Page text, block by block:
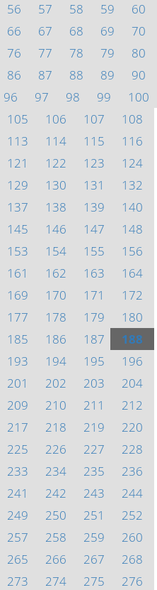
56 57 58 59
60
66 67 68 69
70
76 77 78 79
80
86 87 88 89
90
96 97 98 99
100
105 106 107
108
113 114 115
116
121 122 123
124
129 130 131
132
137 138 139
140
145 146 147
148
153 154 155
156
161 162 163
164
169 170 171
172
177 178 179
180
185 186 187
188
193 194 195
196
201 202 203
204
209 210 211
212
217 218 219
220
225 226 227
228
233 234 235
236
241 242 243
244
249 250 251
252
257 258 259
260
265 266 267
268
273 274 275
276